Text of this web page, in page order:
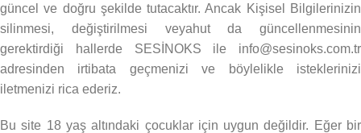
güncel ve doğru şekilde tutacaktır. Ancak Kişisel Bilgilerinizin
silinmesi, değiştirilmesi veyahut da güncellenmesinin
gerektirdiği hallerde SESİNOKS ile info@sesinoks.com.tr
adresinden irtibata geçmenizi ve böylelikle isteklerinizi
iletmenizi rica ederiz.
Bu site 18 yaş altındaki çocuklar için uygun değildir. Eğer bir